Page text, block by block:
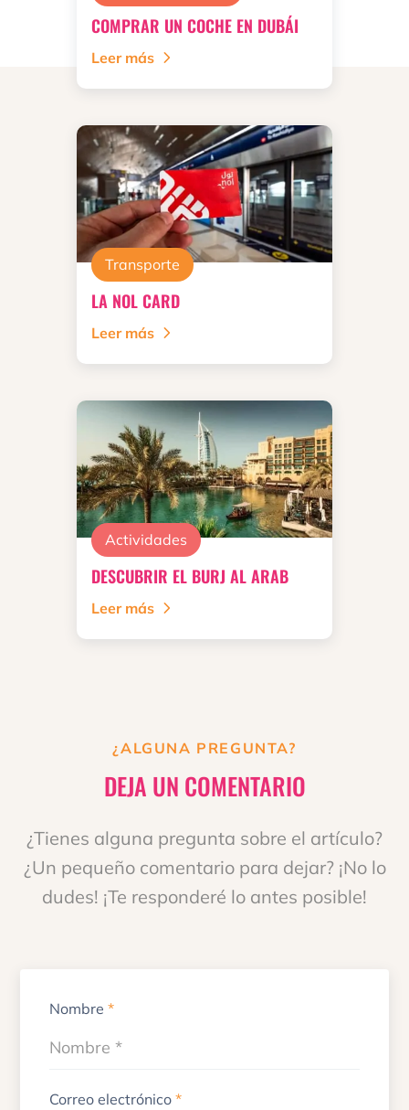
COMPRAR UN COCHE EN DUBÁI
Leer más
Transporte
LA NOL CARD
Leer más
Actividades
DESCUBRIR EL BURJ AL ARAB
Leer más
¿ALGUNA PREGUNTA?
DEJA UN COMENTARIO
¿Tienes alguna pregunta sobre el artículo?
¿Un pequeño comentario para dejar? ¡No lo
dudes! ¡Te responderé lo antes posible!
Nombre*
Correo electrónico*